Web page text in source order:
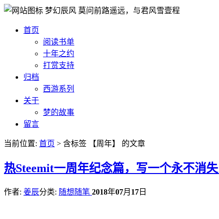
梦幻辰风 莫问前路遥远，与君风雪壹程
首页
阅读书单
十年之约
打赏支持
归档
西游系列
关于
梦的故事
留言
当前位置: 首页 > 含标签 【周年】 的文章
热Steemit一周年纪念篇，写一个永不消
作者: 姜辰分类: 随想随笔 2018年07月 17 日